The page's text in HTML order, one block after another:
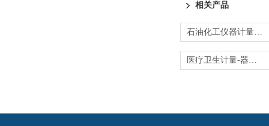
相关产品
石油化工仪器计量-分析测量仪器校准
医疗卫生计量-器械质量控制设备校准